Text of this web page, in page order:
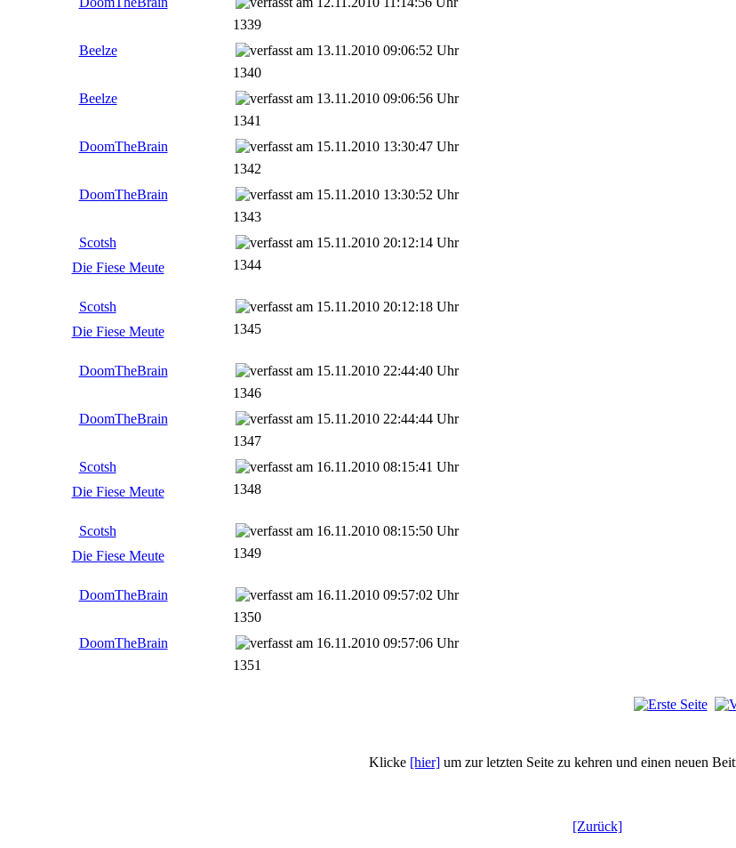
1339
Beelze
13.11.2010 09:06:52 Uhr
1340
Beelze
13.11.2010 09:06:56 Uhr
1341
DoomTheBrain
15.11.2010 13:30:47 Uhr
1342
DoomTheBrain
15.11.2010 13:30:52 Uhr
1343
Scotsh
15.11.2010 20:12:14 Uhr
Die Fiese Meute
1344
Scotsh 15.11.2010 20:12:18 Uhr
Die Fiese Meute
1345
DoomTheBrain 15.11.2010 22:44:40 Uhr
1346
DoomTheBrain
15.11.2010 22:44:44 Uhr
1347
Scotsh
16.11.2010 08:15:41 Uhr
Die Fiese Meute
1348
Scotsh 16.11.2010 08:15:50 Uhr
Die Fiese Meute
1349
DoomTheBrain 16.11.2010 09:57:02 Uhr
1350
DoomTheBrain
16.11.2010 09:57:06 Uhr
1351
Klicke [hier] um zur letzten Seite zu kehren und einen neuen
[Zurück]